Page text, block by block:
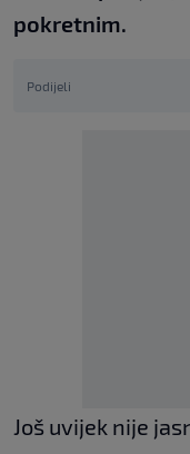
pokretnim.
Podijeli
Još uvijek nije